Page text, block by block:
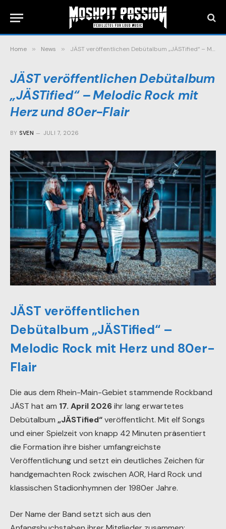
Home » News » JÄST veröffentlichen Debütalbum „JÄSTified“ – Melodic Rock mit Herz und 80er-Flair
JÄST veröffentlichen Debütalbum
„JÄSTified“ – Melodic Rock mit
Herz und 80er-Flair
BY SVEN JULI 7, 2026
JÄST veröffentlichen
Debütalbum „JÄSTified“ –
Melodic Rock mit Herz und 80er-
Flair
Die aus dem Rhein-Main-Gebiet stammende Rockband
JÄST hat am 17. April 2026ihr lang erwartetes
Debütalbum „JÄSTified“veröffentlicht. Mit elf Songs
und einer Spielzeit von knapp 42 Minuten präsentiert
die Formation ihre bisher umfangreichste
Veröffentlichung und setzt ein deutliches Zeichen für
handgemachten Rock zwischen AOR, Hard Rock und
klassischen Stadionhymnen der 1980er Jahre.
Der Name der Band setzt sich aus den